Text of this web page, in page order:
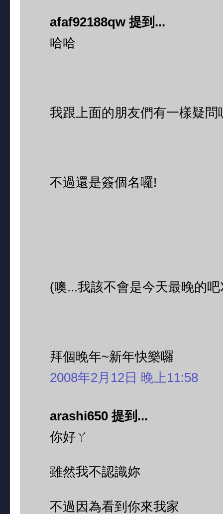
afaf92188qw 提到...
哈哈
我跟上面的朋友們有一樣疑問
不過還是簽個名囉!
(噢...我該不會是今天最晚的
拜個晚年~新年快樂囉
2008年2月12日 晚上11:58
arashi650 提到...
你好ㄚ
雖然我不認識妳
不過因為看到你來我家